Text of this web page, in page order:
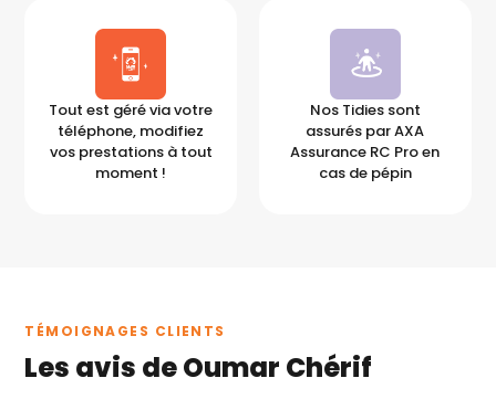
Tout est géré via votre
téléphone, modifiez
vos prestations à tout
moment !
Nos Tidies sont
assurés par AXA
Assurance RC Pro en
cas de pépin
TÉMOIGNAGES CLIENTS
Les avis de Oumar Chérif